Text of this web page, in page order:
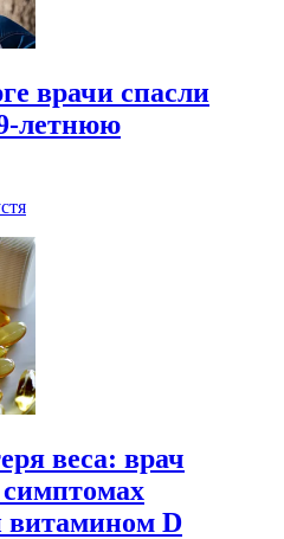
врачи спасли
летнюю
веса: врач
витамином D